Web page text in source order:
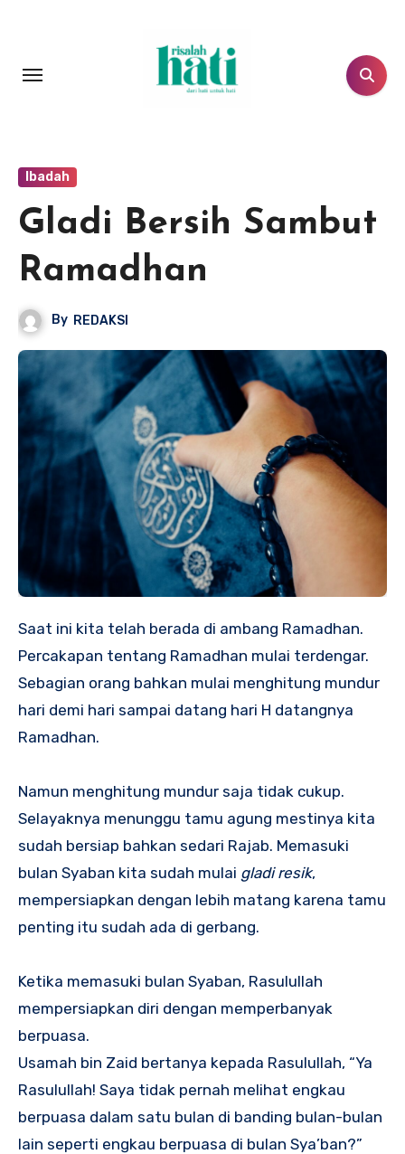
Ibadah
Gladi Bersih Sambut
Ramadhan
By REDAKSI
Saat ini kita telah berada di ambang Ramadhan.
Percakapan tentang Ramadhan mulai terdengar.
Sebagian orang bahkan mulai menghitung mundur
hari demi hari sampai datang hari H datangnya
Ramadhan.
Namun menghitung mundur saja tidak cukup.
Selayaknya menunggu tamu agung mestinya kita
sudah bersiap bahkan sedari Rajab. Memasuki
bulan Syaban kita sudah mulai gladi resik,
mempersiapkan dengan lebih matang karena tamu
penting itu sudah ada di gerbang.
Ketika memasuki bulan Syaban, Rasulullah
mempersiapkan diri dengan memperbanyak
berpuasa.
Usamah bin Zaid bertanya kepada Rasulullah, “Ya
Rasulullah! Saya tidak pernah melihat engkau
berpuasa dalam satu bulan di banding bulan-bulan
lain seperti engkau berpuasa di bulan Sya’ban?”